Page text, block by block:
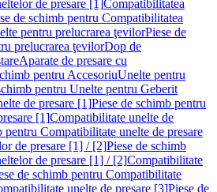
de presare [1]Compatibilitatea
de schimb pentru Compatibilitatea
pentru prelucrarea ţevilorPiese de
prelucrarea ţevilorDop de
Aparate de presare cu
pentru AccesoriuUnelte pentru
pentru Unelte pentru Geberit
de presare [1]Piese de schimb pentru
[1]Compatibilitate unelte de
pentru Compatibilitate unelte de presare
de presare [1] / [2]Piese de schimb
de presare [1] / [2]Compatibilitate
de schimb pentru Compatibilitate
unelte de presare [3]Piese de